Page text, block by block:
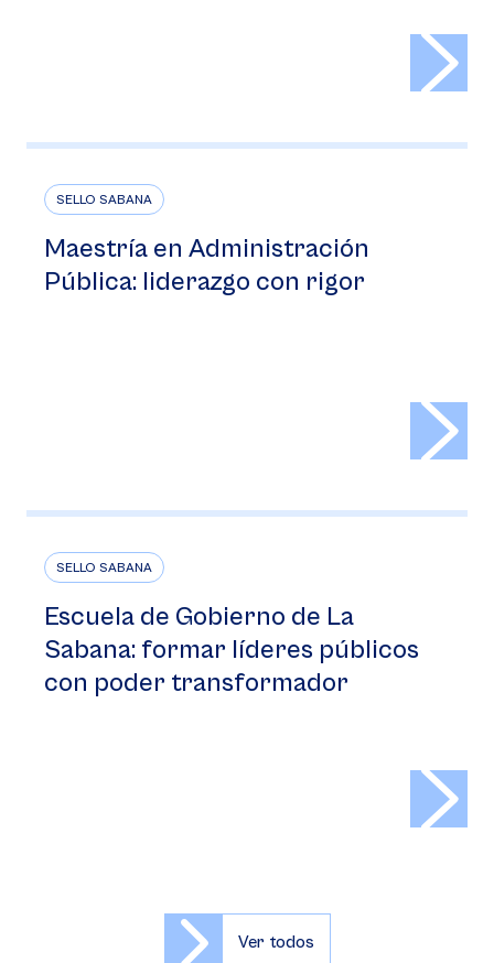
SELLO SABANA
Maestría en Administración
Pública: liderazgo con rigor
SELLO SABANA
Escuela de Gobierno de La
Sabana: formar líderes públicos
con poder transformador
Ver todos